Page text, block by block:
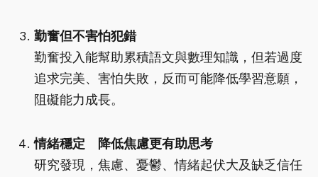
勤奮但不害怕犯錯
勤奮投入能幫助累積語文與數理知識，但若過度
追求完美、害怕失敗，反而可能降低學習意願，
阻礙能力成長。
情緒穩定 降低焦慮更有助思考
研究發現，焦慮、憂鬱、情緒起伏大及缺乏信任